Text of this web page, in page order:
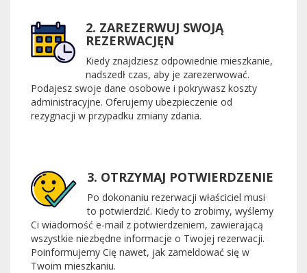
2. ZAREZERWUJ SWOJĄ
REZERWACJĘN
Kiedy znajdziesz odpowiednie mieszkanie,
nadszedł czas, aby je zarezerwować.
Podajesz swoje dane osobowe i pokrywasz koszty
administracyjne. Oferujemy ubezpieczenie od
rezygnacji w przypadku zmiany zdania.
3. OTRZYMAJ POTWIERDZENIE
Po dokonaniu rezerwacji właściciel musi
to potwierdzić. Kiedy to zrobimy, wyślemy
Ci wiadomość e-mail z potwierdzeniem, zawierającą
wszystkie niezbędne informacje o Twojej rezerwacji.
Poinformujemy Cię nawet, jak zameldować się w
Twoim mieszkaniu.